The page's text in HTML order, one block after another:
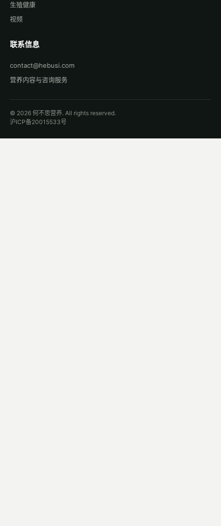
生殖健康
视频
联系信息
contact@hebusi.com
营养内容与咨询服务
© 2026 何不思营养. All rights reserved.
沪ICP备20015533号